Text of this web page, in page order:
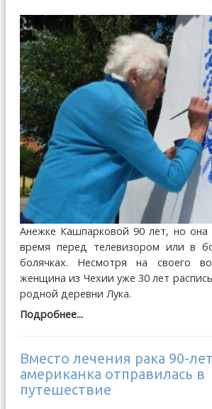
Анежке Кашпарковой 90 лет, но она
время перед телевизором или в
болячках. Несмотря на своего
женщина из Чехии уже 30 лет
родной деревни Лука.
Подробнее...
Вместо лечения рака 90-
американка отправилась в
путешествие